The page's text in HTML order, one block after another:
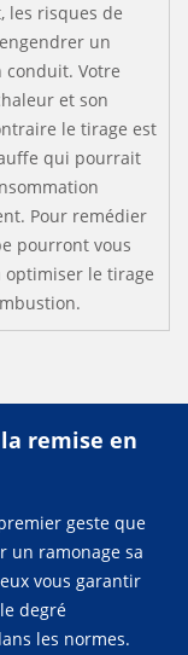
les risques de
un
conduit. Votre
et son
le tirage est
qui pourrait
Pour remédier
pourront vous
le tirage
remise en
geste que
un ramonage sa
vous garantir
degré
les normes.